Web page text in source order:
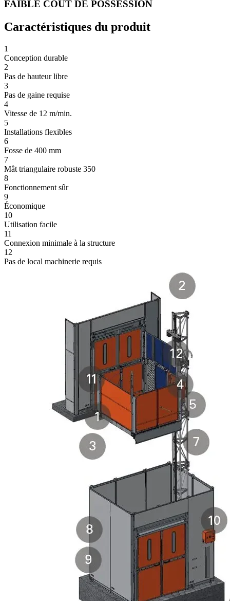
VITESSE :12 m/min
FAIBLE COÛT DE POSSESSION
Caractéristiques du produit
1
Conception durable
2
Pas de hauteur libre
3
Pas de gaine requise
4
Vitesse de 12 m/min.
5
Installations flexibles
6
Fosse de 400 mm
7
Mât triangulaire robuste 350
8
Fonctionnement sûr
9
Économique
10
Utilisation facile
11
Connexion minimale à la structure
12
Pas de local machinerie requis